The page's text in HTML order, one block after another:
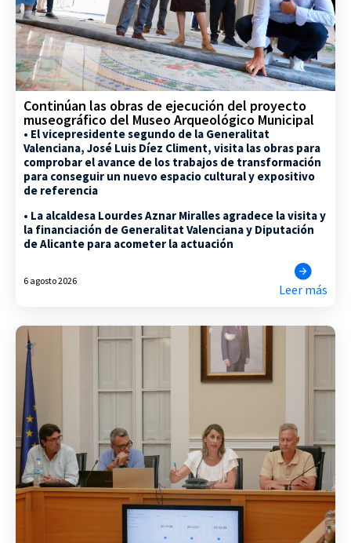
Continúan las obras de ejecución del proyecto
museográfico del Museo Arqueológico Municipal
• El vicepresidente segundo de la Generalitat
Valenciana, José Luis Díez Climent, visita las obras para
comprobar el avance de los trabajos de transformación
para conseguir un nuevo espacio cultural y expositivo
de referencia
• La alcaldesa Lourdes Aznar Miralles agradece la visita y
la financiación de Generalitat Valenciana y Diputación
de Alicante para acometer la actuación
6 agosto 2026
Leer más